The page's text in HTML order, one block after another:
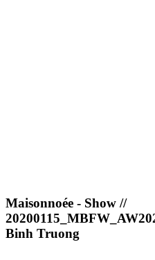
Maisonnoée - Show //
Binh Truong